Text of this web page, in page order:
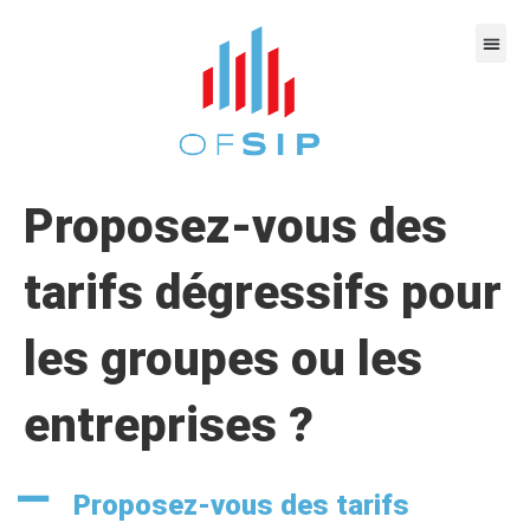
Proposez-vous des
tarifs dégressifs pour
les groupes ou les
entreprises ?
A
Proposez-vous des tarifs